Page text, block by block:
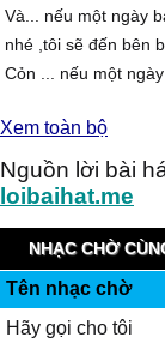
Và... nếu một ngày
nhé ,tôi sẽ đến bên
Cỏn ... nếu một
Xem toàn bộ
Nguồn lời bài
loibaihat.me
NHẠC CHỜ
Tên nhạc chờ
Hãy gọi cho tôi